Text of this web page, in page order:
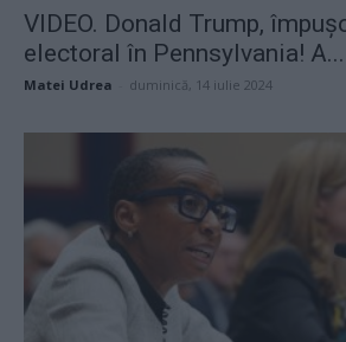
VIDEO. Donald Trump,
electoral în Pennsylvania! A...
Matei Udrea duminică, 14 iulie 2024